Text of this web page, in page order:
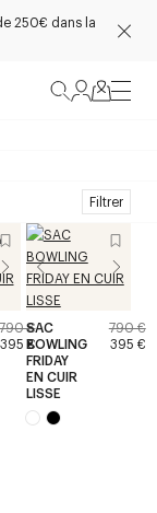
250€ dans la
Filtrer
€
395 €
SAC
BOWLING
FRIDAY
EN CUIR
LISSE
790 €
395 €